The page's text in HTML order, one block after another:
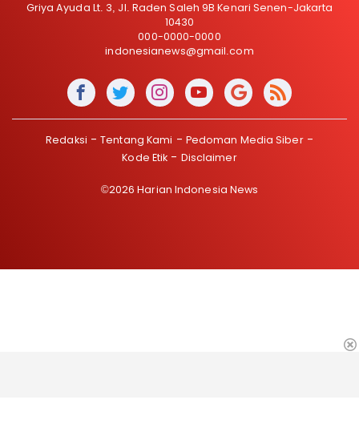
Griya Ayuda Lt. 3, Jl. Raden Saleh 9B Kenari Senen-Jakarta
10430
000-0000-0000
indonesianews@gmail.com
Redaksi Tentang Kami
Pedoman Media Siber
Kode Etik
Disclaimer
©2026 Harian Indonesia News